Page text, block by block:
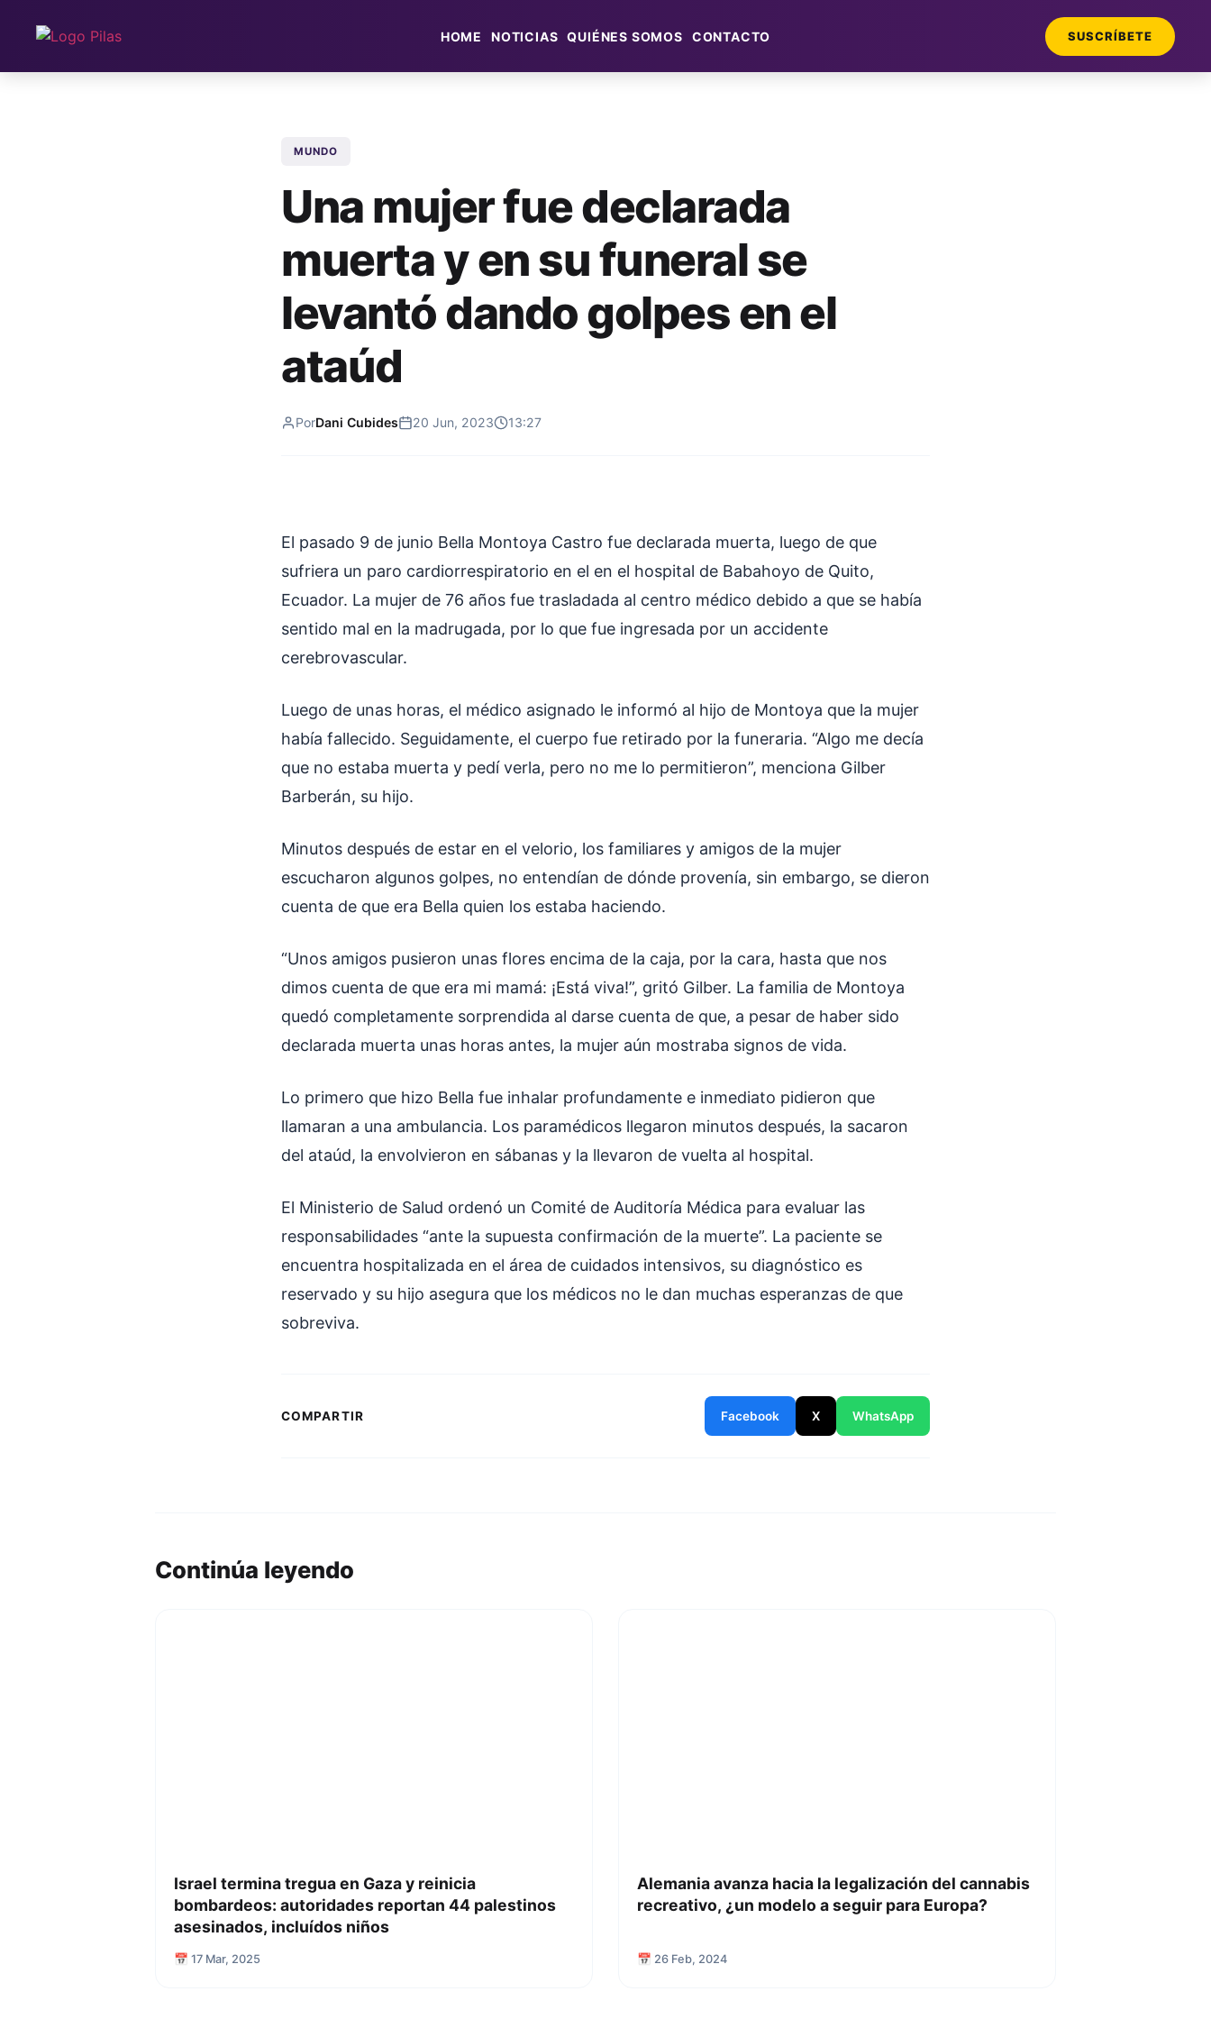
HOME NOTICIAS QUIÉNES SOMOS CONTACTO SUSCRÍBETE
MUNDO
Una mujer fue declarada
muerta y en su funeral se
levantó dando golpes en el
ataúd
PorDani Cubides 20 Jun, 2023 13:27
El pasado 9 de junio Bella Montoya Castro fue declarada muerta, luego de que
sufriera un paro cardiorrespiratorio en el en el hospital de Babahoyo de Quito,
Ecuador. La mujer de 76 años fue trasladada al centro médico debido a que se había
sentido mal en la madrugada, por lo que fue ingresada por un accidente
cerebrovascular.
Luego de unas horas, el médico asignado le informó al hijo de Montoya que la mujer
había fallecido. Seguidamente, el cuerpo fue retirado por la funeraria. “Algo me decía
que no estaba muerta y pedí verla, pero no me lo permitieron”, menciona Gilber
Barberán, su hijo.
Minutos después de estar en el velorio, los familiares y amigos de la mujer
escucharon algunos golpes, no entendían de dónde provenía, sin embargo, se dieron
cuenta de que era Bella quien los estaba haciendo.
“Unos amigos pusieron unas flores encima de la caja, por la cara, hasta que nos
dimos cuenta de que era mi mamá: ¡Está viva!”, gritó Gilber. La familia de Montoya
quedó completamente sorprendida al darse cuenta de que, a pesar de haber sido
declarada muerta unas horas antes, la mujer aún mostraba signos de vida.
Lo primero que hizo Bella fue inhalar profundamente e inmediato pidieron que
llamaran a una ambulancia. Los paramédicos llegaron minutos después, la sacaron
del ataúd, la envolvieron en sábanas y la llevaron de vuelta al hospital.
El Ministerio de Salud ordenó un Comité de Auditoría Médica para evaluar las
responsabilidades “ante la supuesta confirmación de la muerte”. La paciente se
encuentra hospitalizada en el área de cuidados intensivos, su diagnóstico es
reservado y su hijo asegura que los médicos no le dan muchas esperanzas de que
sobreviva.
COMPARTIR Facebook X WhatsApp
Continúa leyendo
Israel termina tregua en Gaza y reinicia
bombardeos: autoridades reportan 44 palestinos
asesinados, incluídos niños
📅 17 Mar, 2025
Alemania avanza hacia la legalización del cannabis
recreativo, ¿un modelo a seguir para Europa?
📅 26 Feb, 2024